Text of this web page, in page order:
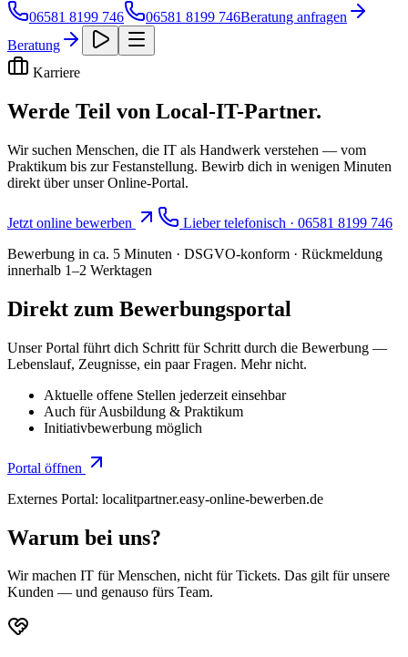
06581 8199 746
06581 8199 746Beratung anfragen
Beratung
Karriere
Werde Teil von Local-IT-Partner.
Wir suchen Menschen, die IT als Handwerk verstehen — vom
Praktikum bis zur Festanstellung. Bewirb dich in wenigen Minuten
direkt über unser Online-Portal.
Jetzt online bewerben
Lieber telefonisch · 06581 8199 746
Bewerbung in ca. 5 Minuten · DSGVO-konform · Rückmeldung
innerhalb 1–2 Werktagen
Direkt zum Bewerbungsportal
Unser Portal führt dich Schritt für Schritt durch die Bewerbung —
Lebenslauf, Zeugnisse, ein paar Fragen. Mehr nicht.
Aktuelle offene Stellen jederzeit einsehbar
Auch für Ausbildung & Praktikum
Initiativbewerbung möglich
Portal öffnen
Externes Portal: localitpartner.easy-online-bewerben.de
Warum bei uns?
Wir machen IT für Menschen, nicht für Tickets. Das gilt für unsere
Kunden — und genauso fürs Team.